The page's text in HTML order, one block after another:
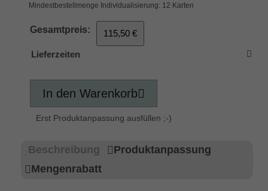
Mindestbestellmenge Individualisierung: 12 Karten
Gesamtpreis: 115,50 €
Lieferzeiten
In den Warenkorb
Erst Produktanpassung ausfüllen ;-)
Beschreibung
Produktanpassung
Mengenrabatt